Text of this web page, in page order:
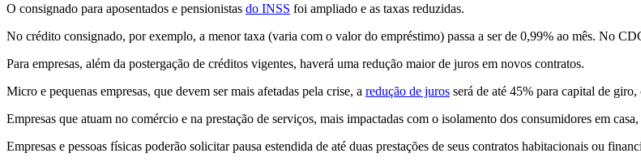
O consignado para aposentados e pensionistas do INSS foi ampliado e as taxas reduzidas.
No crédito consignado, por exemplo, a menor taxa (varia com o valor do empréstimo) passa a ser de 0,99% ao mês. No
Para empresas, além da postergação de créditos vigentes, haverá uma redução maior de juros em novos contratos.
Micro e pequenas empresas, que devem ser mais afetadas pela crise, a redução de juros será de até 45% para capital de
Empresas que atuam no comércio e na prestação de serviços, mais impactadas com o isolamento dos consumidores em
Empresas e pessoas físicas poderão solicitar pausa estendida de até duas prestações de seus contratos habitacionais ou